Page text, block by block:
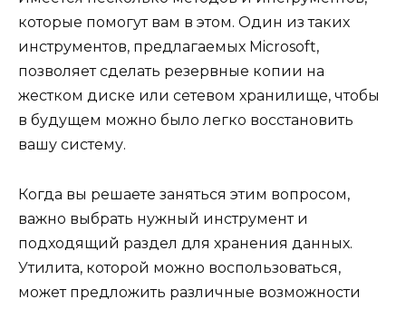
которые помогут вам в этом. Один из таких
инструментов, предлагаемых Microsoft,
позволяет сделать резервные копии на
жестком диске или сетевом хранилище, чтобы
в будущем можно было легко восстановить
вашу систему.
Когда вы решаете заняться этим вопросом,
важно выбрать нужный инструмент и
подходящий раздел для хранения данных.
Утилита, которой можно воспользоваться,
может предложить различные возможности